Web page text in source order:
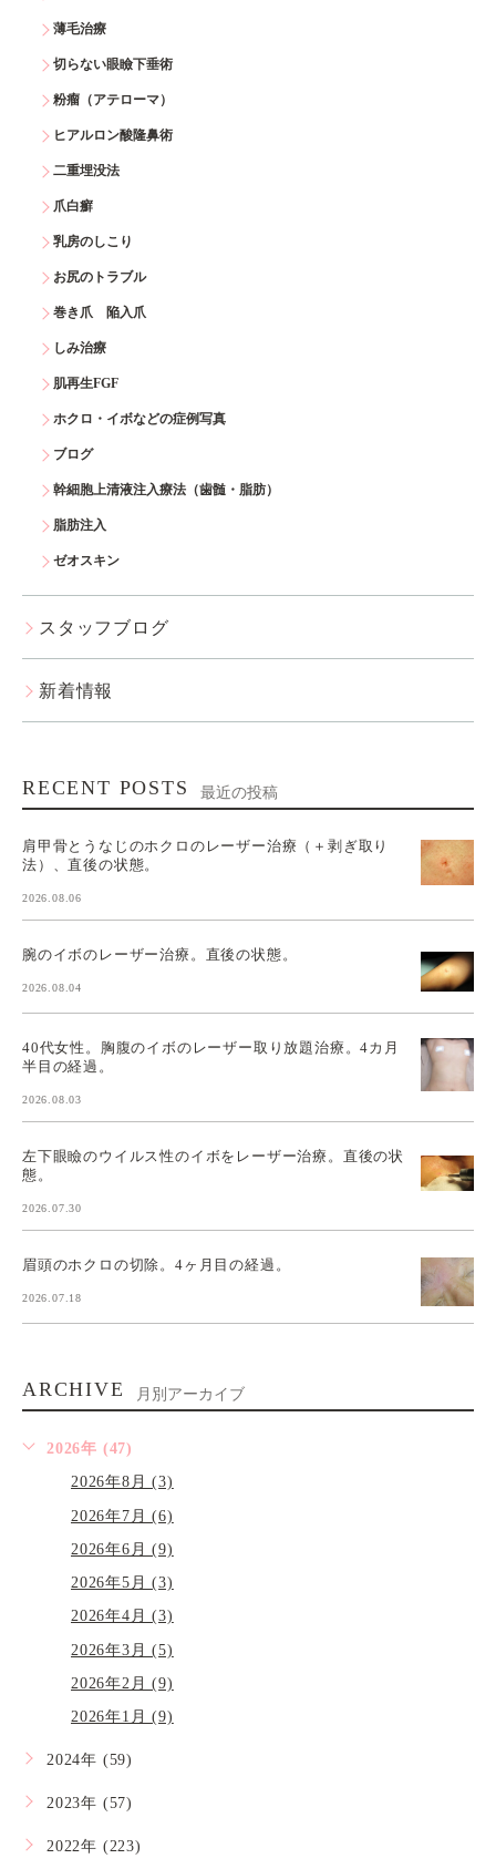
薄毛治療
切らない眼瞼下垂術
粉瘤（アテローマ）
ヒアルロン酸隆鼻術
二重埋没法
爪白癬
乳房のしこり
お尻のトラブル
巻き爪 陥入爪
しみ治療
肌再生FGF
ホクロ・イボなどの症例写真
ブログ
幹細胞上清液注入療法（歯髄・脂肪）
脂肪注入
ゼオスキン
スタッフブログ
新着情報
RECENT POSTS 最近の投稿
肩甲骨とうなじのホクロのレーザー治療（＋剥ぎ取り
法）、直後の状態。
2026.08.06
腕のイボのレーザー治療。直後の状態。
2026.08.04
40代女性。胸腹のイボのレーザー取り放題治療。4カ月
半目の経過。
2026.08.03
左下眼瞼のウイルス性のイボをレーザー治療。直後の状
態。
2026.07.30
眉頭のホクロの切除。4ヶ月目の経過。
2026.07.18
ARCHIVE 月別アーカイブ
2026年 (47)
2026年8月 (3)
2026年7月 (6)
2026年6月 (9)
2026年5月 (3)
2026年4月 (3)
2026年3月 (5)
2026年2月 (9)
2026年1月 (9)
2024年 (59)
2023年 (57)
2022年 (223)